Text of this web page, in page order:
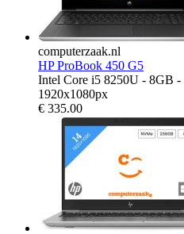
computerzaak.nl
HP ProBook 450 G5
Intel Core i5 8250U - 8GB
1920x1080px
€ 335.00